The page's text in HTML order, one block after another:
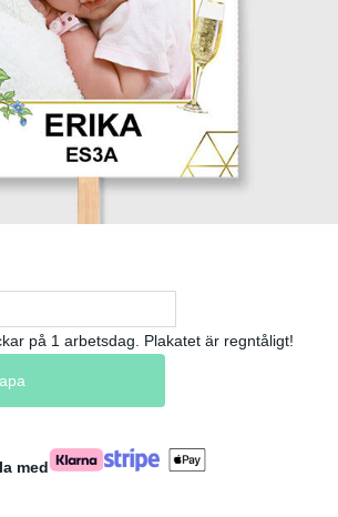
på 1 arbetsdag. Plakatet är regntåligt!
med